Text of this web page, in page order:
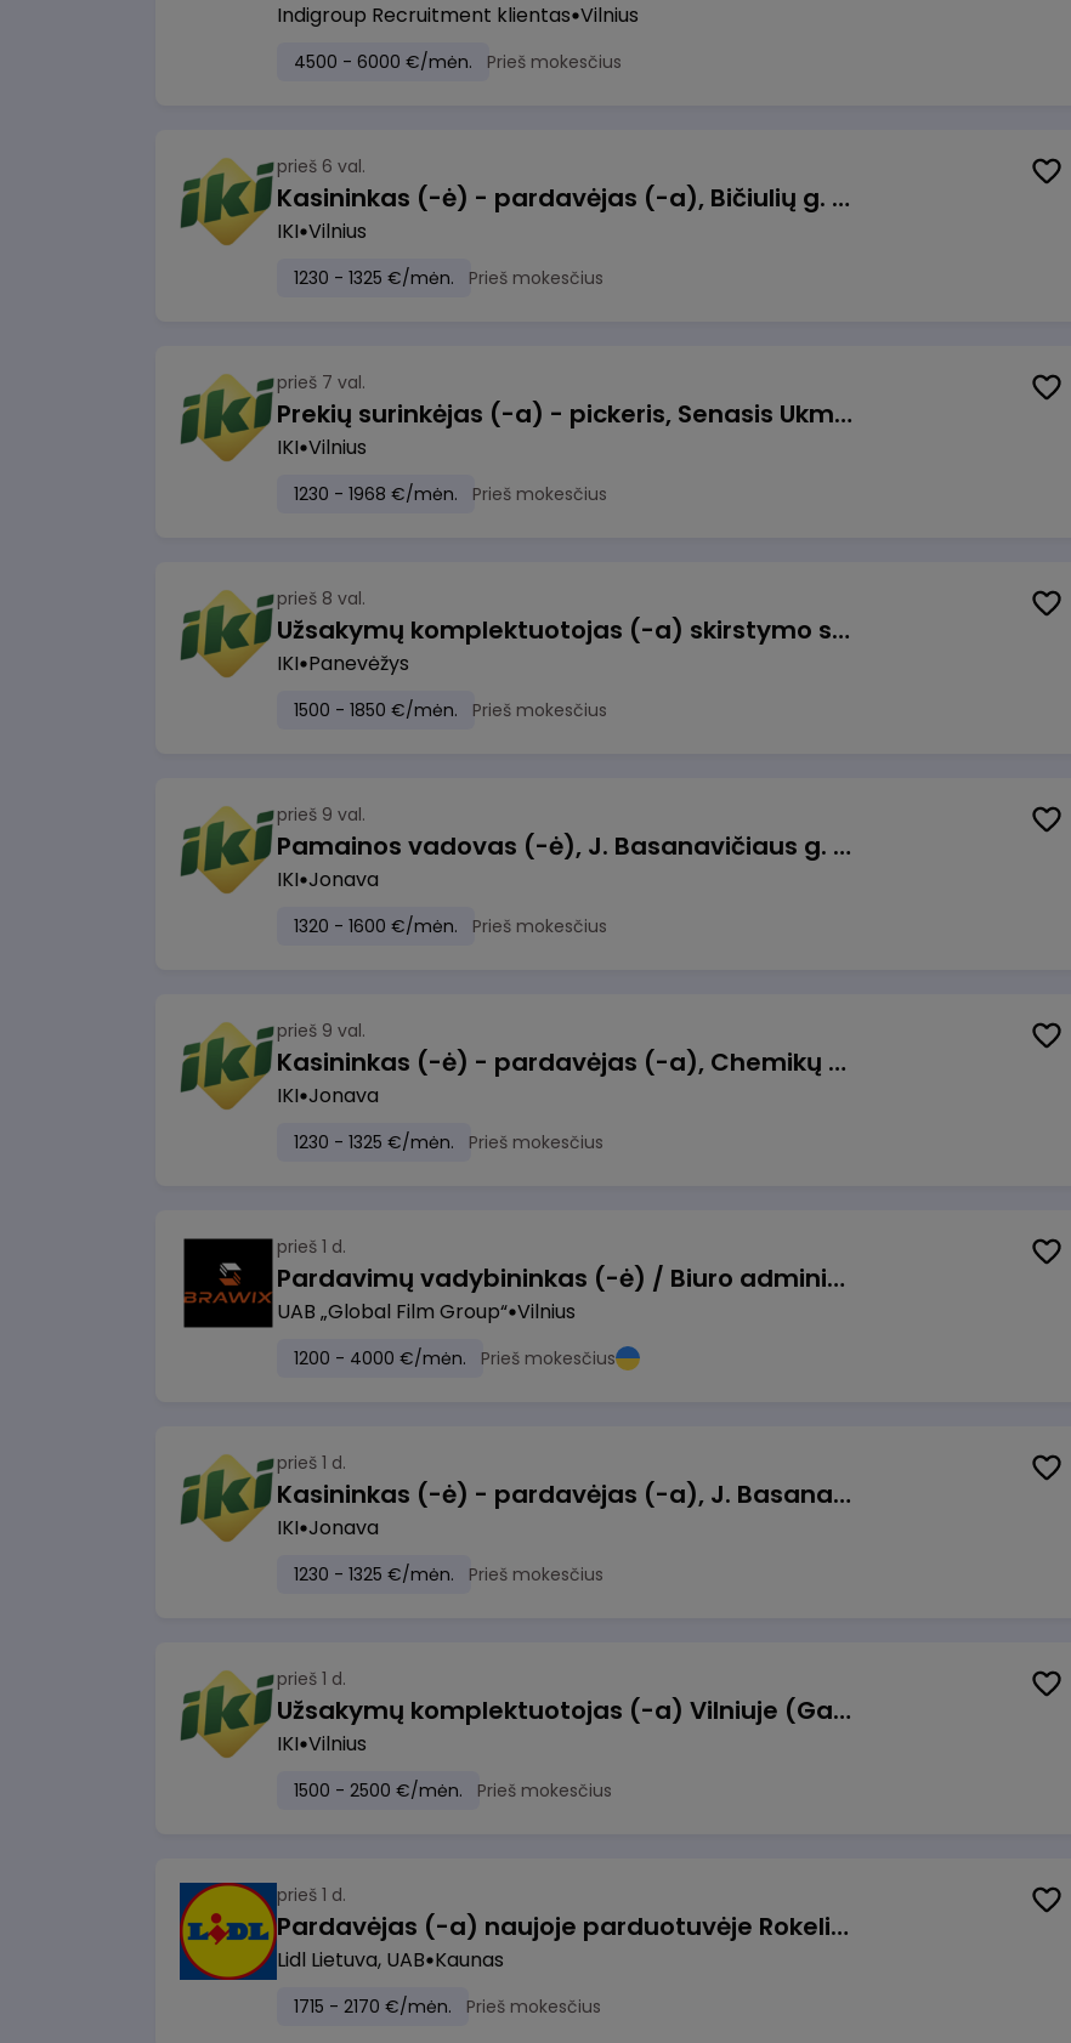
Indigroup Recruitment klientas Vilnius
4500 - 6000 €/mėn. Prieš mokesčius
prieš 6 val.
Kasininkas (-ė) - pardavėjas (-a), Bičiulių g. 36, Bukiškis, Vilnius
IKI Vilnius
1230 - 1325 €/mėn. Prieš mokesčius
prieš 7 val.
Prekių surinkėjas (-a) - pickeris, Senasis Ukmergės kelias 8, Avižieniai
IKI Vilnius
1230 - 1968 €/mėn. Prieš mokesčius
prieš 8 val.
Užsakymų komplektuotojas (-a) skirstymo sandėlyje
IKI Panevėžys
1500 - 1850 €/mėn. Prieš mokesčius
prieš 9 val.
Pamainos vadovas (-ė), J. Basanavičiaus g. 6, Jonava
IKI Jonava
1320 - 1600 €/mėn. Prieš mokesčius
prieš 9 val.
Kasininkas (-ė) - pardavėjas (-a), Chemikų g. 1, Jonava
IKI Jonava
1230 - 1325 €/mėn. Prieš mokesčius
prieš 1 d.
Pardavimų vadybininkas (-ė) / Biuro administratorius (-ė) (B2B)
UAB „Global Film Group“ Vilnius
1200 - 4000 €/mėn. Prieš mokesčius
prieš 1 d.
Kasininkas (-ė) - pardavėjas (-a), J. Basanavičiaus g. 6, Jonava
IKI Jonava
1230 - 1325 €/mėn. Prieš mokesčius
prieš 1 d.
Užsakymų komplektuotojas (-a) Vilniuje (Gariūnai)
IKI Vilnius
1500 - 2500 €/mėn. Prieš mokesčius
prieš 1 d.
Pardavėjas (-a) naujoje parduotuvėje Rokeliuose (NEMOKAMAS TRANSPORTAS)
Lidl Lietuva, UAB Kaunas
1715 - 2170 €/mėn. Prieš mokesčius